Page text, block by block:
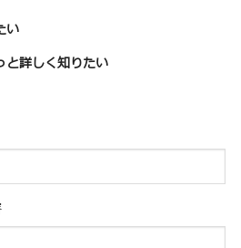
い
と詳しく知りたい